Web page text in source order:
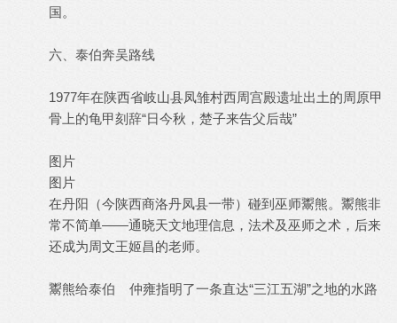
国。
六、泰伯奔吴路线
1977年在陕西省岐山县凤雏村西周宫殿遗址出土的周原甲
骨上的龟甲刻辞“日今秋，楚子来告父后哉”
图片
图片
在丹阳（今陕西商洛丹凤县一带）碰到巫师鬻熊。鬻熊非
常不简单——通晓天文地理信息，法术及巫师之术，后来
还成为周文王姬昌的老师。
鬻熊给泰伯 仲雍指明了一条直达“三江五湖”之地的水路